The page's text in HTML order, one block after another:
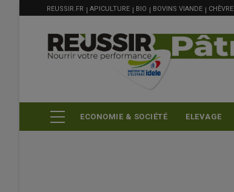
contenu
MENU
FILIÈRE
REUSSIR.FR APICULTURE BIO BOVINS VIANDE CHÈVRE
ECONOMIE & SOCIÉTÉ ELEVAGE